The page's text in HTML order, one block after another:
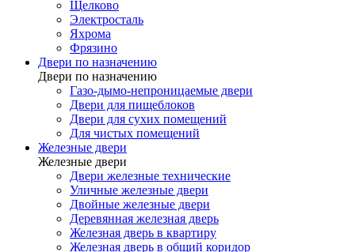
Щелково
Электросталь
Яхрома
Фрязино
Двери по назначению
Двери по назначению
Газо-дымо-непроницаемые двери
Двери для пищеблоков
Двери для сухих помещений
Для чистых помещений
Железные двери
Железные двери
Двери железные технические
Уличные железные двери
Двойные железные двери
Деревянная железная дверь
Железная дверь в квартиру
Железная дверь в общий коридор